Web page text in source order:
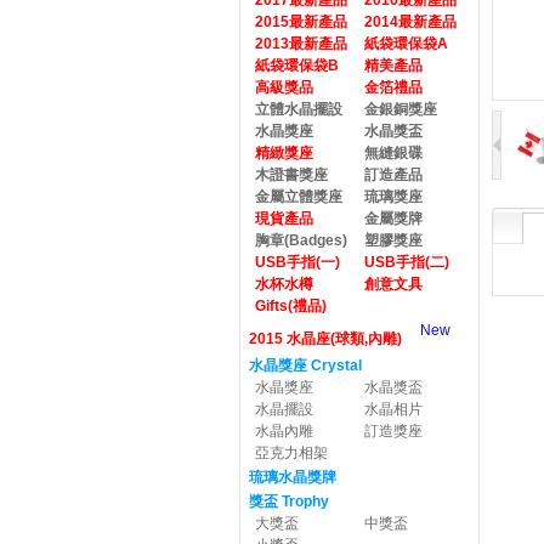
2015最新產品
2014最新產品
2013最新產品
紙袋環保袋A
紙袋環保袋B
精美產品
高級獎品
金箔禮品
立體水晶擺設
金銀銅獎座
水晶獎座
水晶獎盃
精緻獎座
無縫銀碟
木證書獎座
訂造產品
金屬立體獎座
琉璃獎座
現貨產品
金屬獎牌
胸章(Badges)
塑膠獎座
USB手指(一)
USB手指(二)
水杯水樽
創意文具
Gifts(禮品)
2015 水晶座(球類,內雕)
New
水晶獎座 Crystal
水晶獎座
水晶獎盃
水晶擺設
水晶相片
水晶內雕
訂造獎座
亞克力相架
琉璃水晶獎牌
獎盃 Trophy
大獎盃
中獎盃